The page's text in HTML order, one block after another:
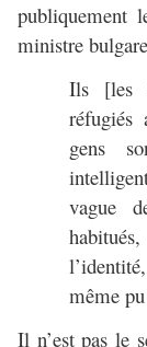
publiquement
ministre
Ils [les
réfugiés
gens
vague
même
Il n’est pas le